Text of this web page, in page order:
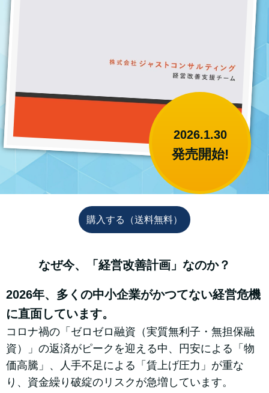
2026.1.30
発売開始!
購入する（送料無料）
なぜ今、「経営改善計画」なのか？
2026年、多くの中小企業がかつてない経営危機
に直面しています。
コロナ禍の「ゼロゼロ融資（実質無利子・無担保融
資）」の返済がピークを迎える中、円安による「物
価高騰」、人手不足による「賃上げ圧力」が重な
り、資金繰り破綻のリスクが急増しています。